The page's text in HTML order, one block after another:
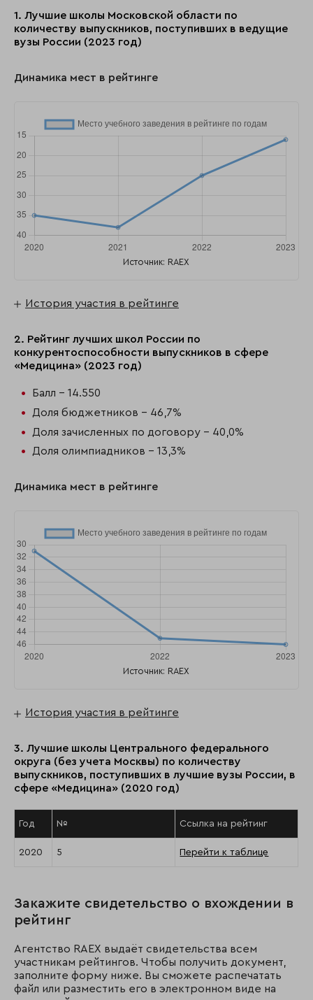
1. Лучшие школы Московской области по
количеству выпускников, поступивших в ведущие
вузы России (2023 год)
Динамика мест в рейтинге
Источник: RAEX
История участия в рейтинге
2. Рейтинг лучших школ России по
конкурентоспособности выпускников в сфере
«Медицина» (2023 год)
Балл - 14.550
Доля бюджетников - 46,7%
Доля зачисленных по договору - 40,0%
Доля олимпиадников - 13,3%
Динамика мест в рейтинге
Источник: RAEX
История участия в рейтинге
3. Лучшие школы Центрального федерального
округа (без учета Москвы) по количеству
выпускников, поступивших в лучшие вузы России, в
сфере «Медицина» (2020 год)
Год № Ссылка на рейтинг
2020 5 Перейти к таблице
Закажите свидетельство о вхождении в
рейтинг
Агентство RAEX выдаёт свидетельства всем
участникам рейтингов. Чтобы получить документ,
заполните форму ниже. Вы сможете распечатать
файл или разместить его в электронном виде на